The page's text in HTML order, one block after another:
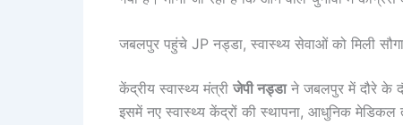
जबलपुर पहुंचे JP नड्डा, स्वास्थ्य सेवाओं को मिली
केंद्रीय स्वास्थ्य मंत्री जेपी नड्डाने जबलपुर में दौरे के
इसमें नए स्वास्थ्य केंद्रों की स्थापना, आधुनिक